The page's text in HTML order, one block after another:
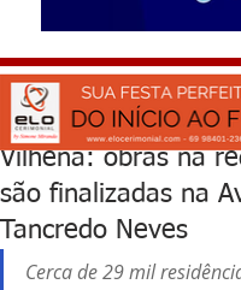
Vilhena: obras na
são finalizadas na
Tancredo Neves
Cerca de 29 mil